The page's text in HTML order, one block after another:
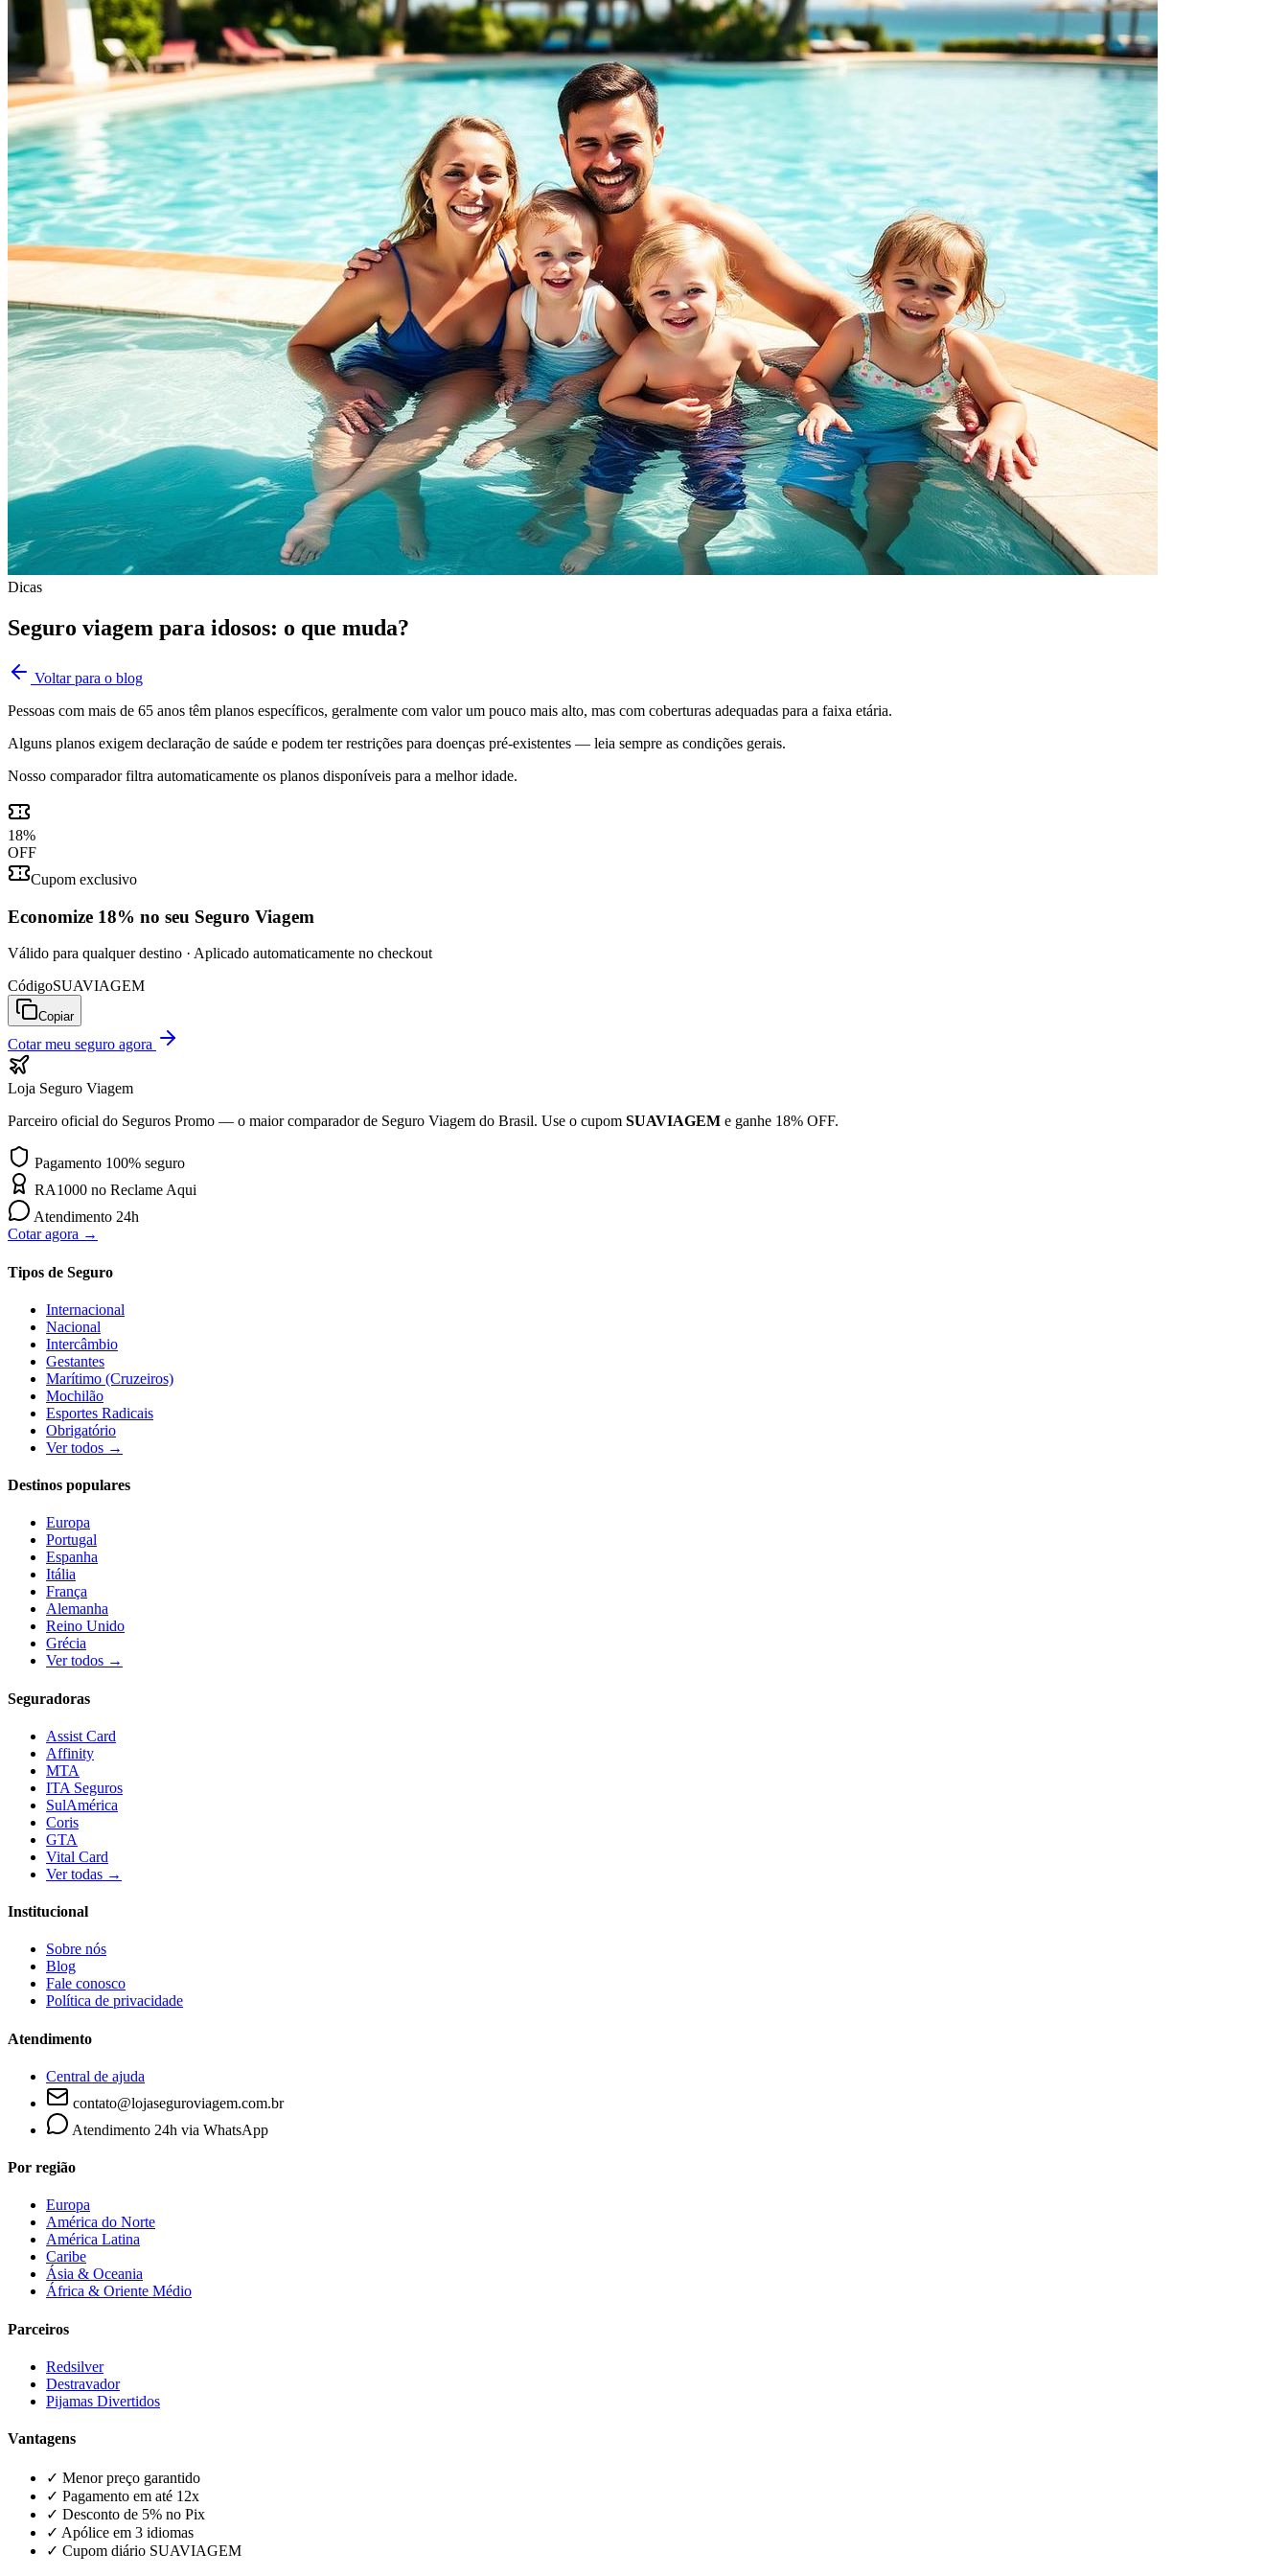
Dicas
Seguro viagem para idosos: o que muda?
Voltar para o blog
Pessoas com mais de 65 anos têm planos específicos, geralmente com valor um pouco mais alto, mas com coberturas adequadas para a faixa etária.
Alguns planos exigem declaração de saúde e podem ter restrições para doenças pré-existentes — leia sempre as condições gerais.
Nosso comparador filtra automaticamente os planos disponíveis para a melhor idade.
18%
OFF
Cupom exclusivo
Economize 18% no seu Seguro Viagem
Válido para qualquer destino · Aplicado automaticamente no checkout
CódigoSUAVIAGEM
Copiar
Cotar meu seguro agora
Loja Seguro Viagem
Parceiro oficial do Seguros Promo — o maior comparador de Seguro Viagem do Brasil. Use o cupom SUAVIAGEM e ganhe 18% OFF.
Pagamento 100% seguro
RA1000 no Reclame Aqui
Atendimento 24h
Cotar agora →
Tipos de Seguro
Internacional
Nacional
Intercâmbio
Gestantes
Marítimo (Cruzeiros)
Mochilão
Esportes Radicais
Obrigatório
Ver todos →
Destinos populares
Europa
Portugal
Espanha
Itália
França
Alemanha
Reino Unido
Grécia
Ver todos →
Seguradoras
Assist Card
Affinity
MTA
ITA Seguros
SulAmérica
Coris
GTA
Vital Card
Ver todas →
Institucional
Sobre nós
Blog
Fale conosco
Política de privacidade
Atendimento
Central de ajuda
contato@lojaseguroviagem.com.br
Atendimento 24h via WhatsApp
Por região
Europa
América do Norte
América Latina
Caribe
Ásia & Oceania
África & Oriente Médio
Parceiros
Redsilver
Destravador
Pijamas Divertidos
Vantagens
✓ Menor preço garantido
✓ Pagamento em até 12x
✓ Desconto de 5% no Pix
✓ Apólice em 3 idiomas
✓ Cupom diário SUAVIAGEM